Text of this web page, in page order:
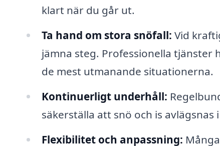
klart när du går ut.
Ta hand om stora snöfall: Vid
jämna steg. Professionella
de mest utmanande situationerna.
Kontinuerligt underhåll:
säkerställa att snö och is
Flexibilitet och anpassning: